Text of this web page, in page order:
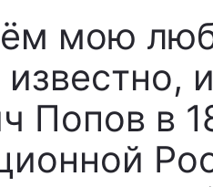
мою
Попов в